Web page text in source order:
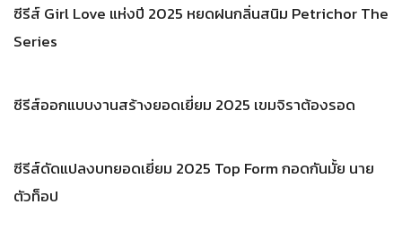
ซีรีส์ Girl Love แห่งปี 2025 หยดฝนกลิ่นสนิม Petrichor The
Series
ซีรีส์ออกแบบงานสร้างยอดเยี่ยม 2025 เขมจิราต้องรอด
ซีรีส์ดัดแปลงบทยอดเยี่ยม 2025 Top Form กอดกันมั้ย นาย
ตัวท็อป